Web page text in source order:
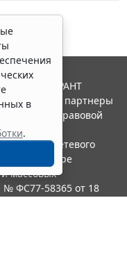
в
.
ГАРАНТ
и ее партнеры
правовой
качестве сетевого
в сфере
массовых
№ ФС77-58365 от 18